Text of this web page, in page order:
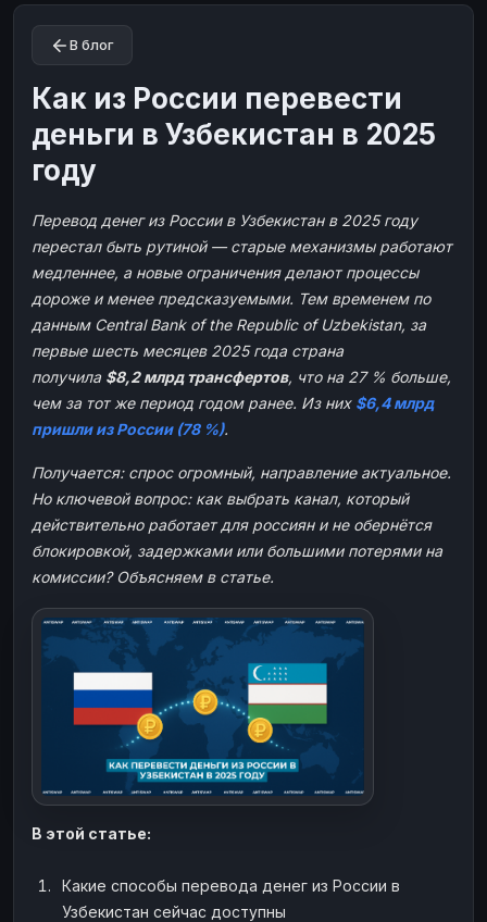
TRX
Ether Classic
Solana
Ripple XRP
BinanceCoin
Ripple
ЭЛЕКТРОННЫЕ ДЕНЬГИ
Paxum USD
Perfect Money USD
Payoneer
PayPal USD
Payeer USD
ЮMoney RUB
Paxum
Perfect Money
Payoneer
PayPal USD
ЮMoney RUB
БАЛАНСЫ КРИПТОБИРЖ
Binance RUB
ИНТЕРНЕТ БАНКИНГ
СБЕР RUB
Альфа-Банк RUB
RUB
RUB
RUB
СБЕР
Альфа-Банк
Райффайзен
ВТБ
Т-Банк
ДЕНЕЖНЫЕ ПЕРЕВОДЫ
НАЛИЧНЫЕ ДЕНЬГИ
В блог
Как из России перевести
деньги в Узбекистан в 2025
году
Перевод денег из России в Узбекистан в 2025 году
перестал быть рутиной — старые механизмы работают
медленнее, а новые ограничения делают процессы
дороже и менее предсказуемыми. Тем временем по
данным Central Bank of the Republic of Uzbekistan, за
первые шесть месяцев 2025 года страна
получила $8,2 млрд трансфертов, что на 27 % больше,
чем за тот же период годом ранее. Из них $6,4 млрд
пришли из России (78 %).
Получается: спрос огромный, направление актуальное.
Но ключевой вопрос: как выбрать канал, который
действительно работает для россиян и не обернётся
блокировкой, задержками или большими потерями на
комиссии? Объясняем в статье.
В этой статье:
Какие способы перевода денег из России в
Узбекистан сейчас доступны